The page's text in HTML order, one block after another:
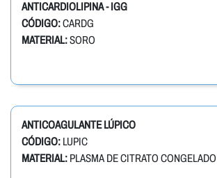
ANTICARDIOLIPINA - IGG
CÓDIGO:CARDG
MATERIAL:SORO
ANTICOAGULANTE LÚPICO
CÓDIGO: LUPIC
MATERIAL: PLASMA DE CITRATO CONGELADO